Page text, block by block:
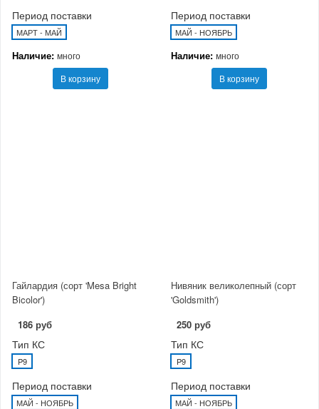
Период поставки
МАРТ - МАЙ
Наличие: много
В корзину
Период поставки
МАЙ - НОЯБРЬ
Наличие: много
В корзину
Гайлардия (сорт 'Mesa Bright
Bicolor')
186 руб
Тип КС
P9
Период поставки
МАЙ - НОЯБРЬ
Нивяник великолепный (сорт
'Goldsmith')
250 руб
Тип КС
P9
Период поставки
МАЙ - НОЯБРЬ